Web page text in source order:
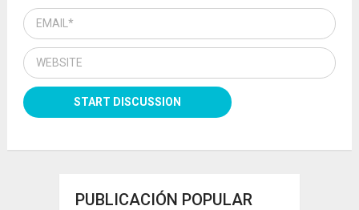
PUBLICACIÓN POPULAR